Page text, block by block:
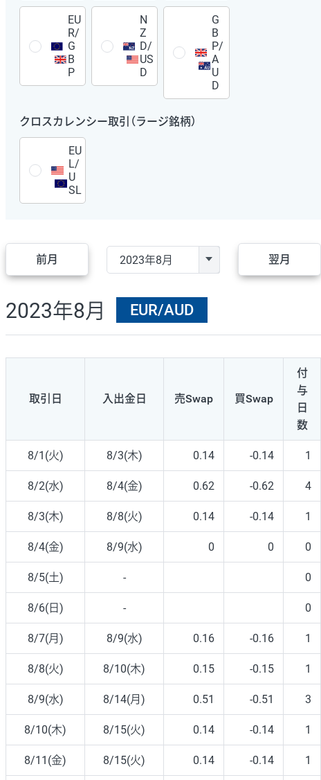
EU
R/
G
B
P
N
Z
D/
US
D
G
B
P/
A
U
D
クロスカレンシー取引（ラージ銘柄）
EU
L/
U
SL
前月 翌月
2023年8月 EUR/AUD
取引日 入出金日 売Swap 買Swap
付
与
日
数
8/1(火) 8/3(木) 0.14 -0.14 1
8/2(水) 8/4(金) 0.62 -0.62 4
8/3(木) 8/8(火) 0.14 -0.14 1
8/4(金) 8/9(水) 0 0 0
8/5(土) - 0
8/6(日) - 0
8/7(月) 8/9(水) 0.16 -0.16 1
8/8(火) 8/10(木) 0.15 -0.15 1
8/9(水) 8/14(月) 0.51 -0.51 3
8/10(木) 8/15(火) 0.14 -0.14 1
8/11(金) 8/15(火) 0.14 -0.14 1